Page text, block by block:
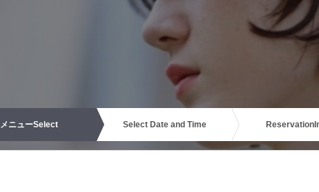
メニューSelect Select Date and Time Reservation